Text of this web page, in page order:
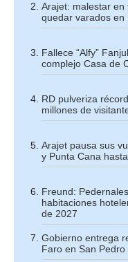
Arajet: malestar
quedar varados en
Fallece “Alfy”
complejo Casa de
RD pulveriza
millones de
Arajet pausa sus
y Punta Cana
Freund:
habitaciones
de 2027
Gobierno entrega
Faro en San